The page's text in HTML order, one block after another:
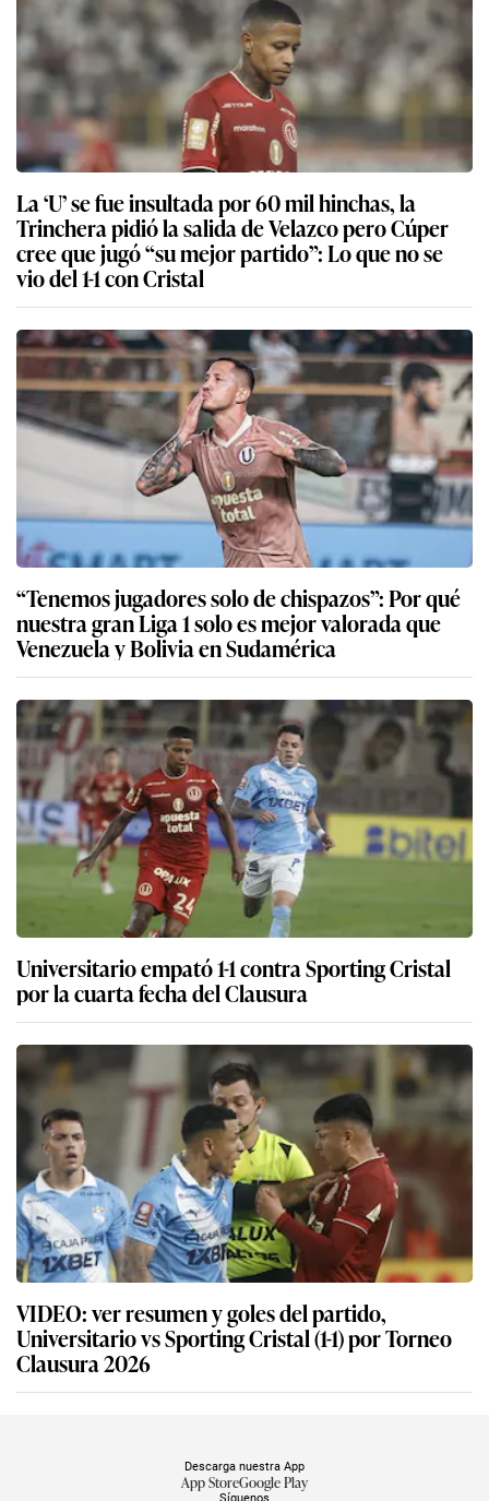
La ‘U’ se fue insultada por 60 mil hinchas, la
Trinchera pidió la salida de Velazco pero Cúper
cree que jugó “su mejor partido”: Lo que no se
vio del 1-1 con Cristal
“Tenemos jugadores solo de chispazos”: Por qué
nuestra gran Liga 1 solo es mejor valorada que
Venezuela y Bolivia en Sudamérica
Universitario empató 1-1 contra Sporting Cristal
por la cuarta fecha del Clausura
VIDEO: ver resumen y goles del partido,
Universitario vs Sporting Cristal (1-1) por Torneo
Clausura 2026
Descarga nuestra App
App StoreGoogle Play